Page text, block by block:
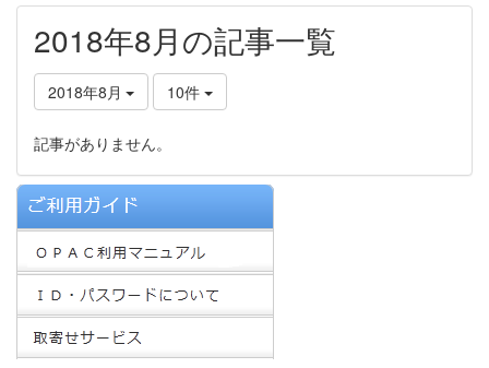
2018年8月の記事一覧
2018年8月 10件
記事がありません。